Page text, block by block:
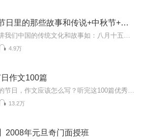
中国传统节日里的那些故事和传说+中秋节+元旦春节等
4.9万
作文100篇
13.2万
2008年元旦奇门面授班